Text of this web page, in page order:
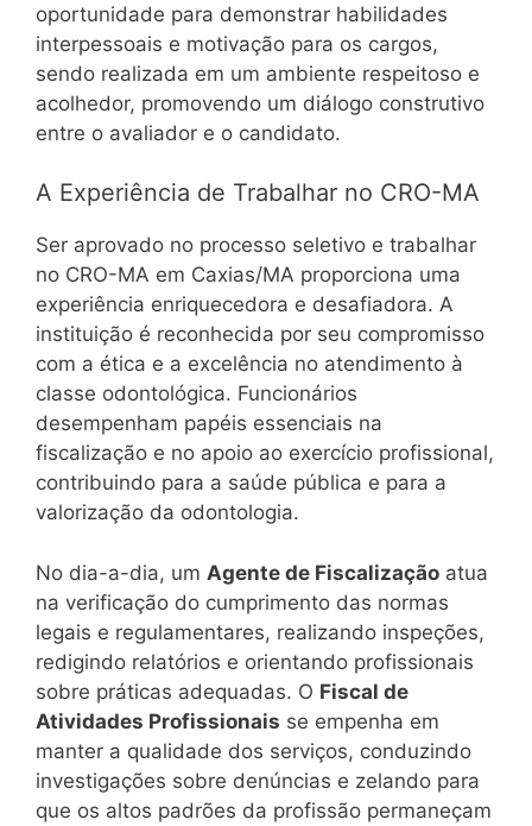
oportunidade para demonstrar habilidades
interpessoais e motivação para os cargos,
sendo realizada em um ambiente respeitoso e
acolhedor, promovendo um diálogo construtivo
entre o avaliador e o candidato.
A Experiência de Trabalhar no CRO-MA
Ser aprovado no processo seletivo e trabalhar
no CRO-MA em Caxias/MA proporciona uma
experiência enriquecedora e desafiadora. A
instituição é reconhecida por seu compromisso
com a ética e a excelência no atendimento à
classe odontológica. Funcionários
desempenham papéis essenciais na
fiscalização e no apoio ao exercício profissional,
contribuindo para a saúde pública e para a
valorização da odontologia.
No dia-a-dia, um Agente de Fiscalização atua
na verificação do cumprimento das normas
legais e regulamentares, realizando inspeções,
redigindo relatórios e orientando profissionais
sobre práticas adequadas. O Fiscal de
Atividades Profissionais se empenha em
manter a qualidade dos serviços, conduzindo
investigações sobre denúncias e zelando para
que os altos padrões da profissão permaneçam